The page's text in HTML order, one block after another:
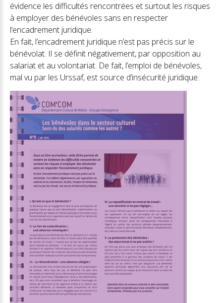
évidence les difficultés rencontrées et surtout les risques
à employer des bénévoles sans en respecter
l’encadrement juridique.
En fait, l’encadrement juridique n’est pas précis sur le
bénévolat. Il se définit négativement, par opposition au
salariat et au volontariat. De fait, l’emploi de bénévoles,
mal vu par les Urssaf, est source d’insécurité juridique.